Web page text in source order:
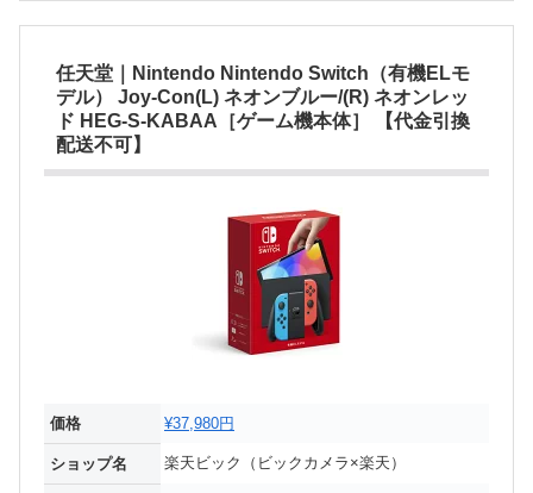
任天堂｜Nintendo Nintendo Switch（有機ELモ
デル） Joy-Con(L) ネオンブルー/(R) ネオンレッ
ド HEG-S-KABAA［ゲーム機本体］ 【代金引換
配送不可】
価格 ¥37,980円
ショップ名 楽天ビック（ビックカメラ×楽天）